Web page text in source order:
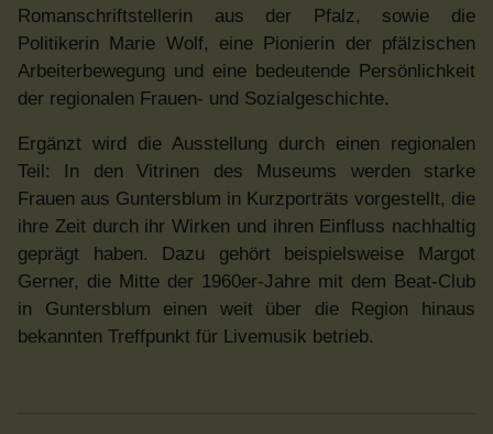
Romanschriftstellerin aus der Pfalz, sowie die
Politikerin Marie Wolf, eine Pionierin der pfälzischen
Arbeiterbewegung und eine bedeutende Persönlichkeit
der regionalen Frauen- und Sozialgeschichte.
Ergänzt wird die Ausstellung durch einen regionalen
Teil: In den Vitrinen des Museums werden starke
Frauen aus Guntersblum in Kurzporträts vorgestellt, die
ihre Zeit durch ihr Wirken und ihren Einfluss nachhaltig
geprägt haben. Dazu gehört beispielsweise Margot
Gerner, die Mitte der 1960er-Jahre mit dem Beat-Club
in Guntersblum einen weit über die Region hinaus
bekannten Treffpunkt für Livemusik betrieb.